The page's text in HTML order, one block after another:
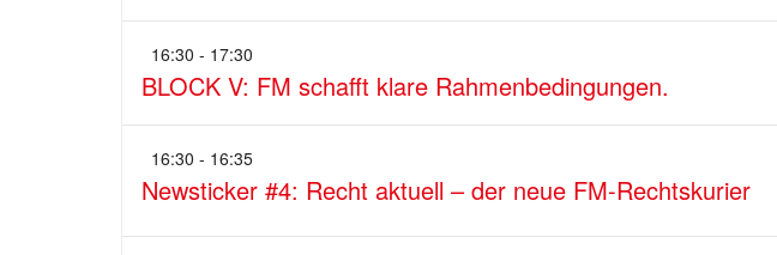
16:30 - 17:30
BLOCK V: FM schafft klare Rahmenbedingungen.
16:30 - 16:35
Newsticker #4: Recht aktuell – der neue FM-Rechtskurier